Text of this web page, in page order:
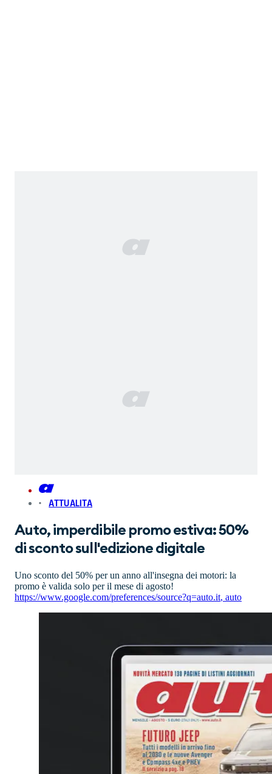
ATTUALITA
Auto, imperdibile promo estiva: 50%
di sconto sull'edizione digitale
Uno sconto del 50% per un anno all'insegna dei motori: la
promo è valida solo per il mese di agosto!
https://www.google.com/preferences/source?q=auto.it, auto